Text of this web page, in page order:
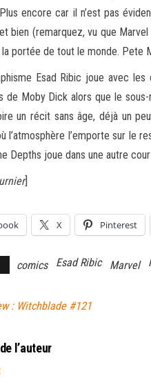
encore car il n’est pas
bien (remarquez, vu que
la portée de tout le monde. Pete
Esad Ribic joue avec
de Moby Dick alors que le
un récit sans âge, déjà un
l’atmosphère l’emporte sur le
Depths joue dans une autre
]
X Pinterest
comics Esad Ribic Marvel
: Witchblade #121
l’auteur